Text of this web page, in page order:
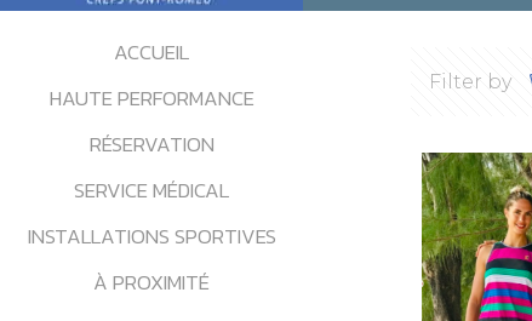
ACCUEIL
HAUTE PERFORMANCE
RÉSERVATION
SERVICE MÉDICAL
INSTALLATIONS SPORTIVES
À PROXIMITÉ
Filter by